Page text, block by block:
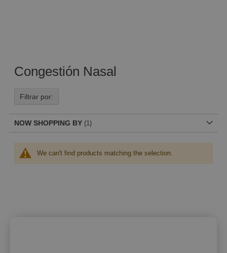
Congestión Nasal
Filtrar por:
NOW SHOPPING BY
We can't find products matching the selection.